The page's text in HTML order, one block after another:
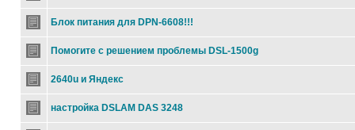
Блок питания для DPN-6608!!!
Помогите с решением проблемы DSL-1500g
2640u и Яндекс
настройка DSLAM DAS 3248